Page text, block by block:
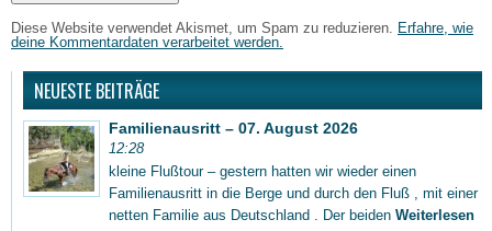
Diese Website verwendet Akismet, um Spam zu reduzieren. Erfahre, wie
deine Kommentardaten verarbeitet werden.
NEUESTE BEITRÄGE
Familienausritt – 07. August 2026
12:28
kleine Flußtour – gestern hatten wir wieder einen
Familienausritt in die Berge und durch den Fluß , mit einer
netten Familie aus Deutschland . Der beiden Weiterlesen